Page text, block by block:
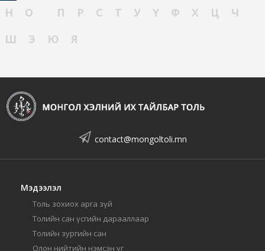
Н
О П Р С Т У Ү Ф Х Ц
Ч
Ш
Э Ю Я
contact@mongoltoli.mn
Мэдээлэл
Толь зохиох арга зүй
Толийн сан үсгийн дарааллаар
Толийн зургийн сан
Олон нийтийн нэмсэн үг